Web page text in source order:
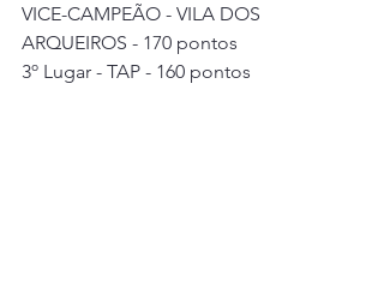
VICE-CAMPEÃO - VILA DOS
ARQUEIROS - 170 pontos
3º Lugar - TAP - 160 pontos